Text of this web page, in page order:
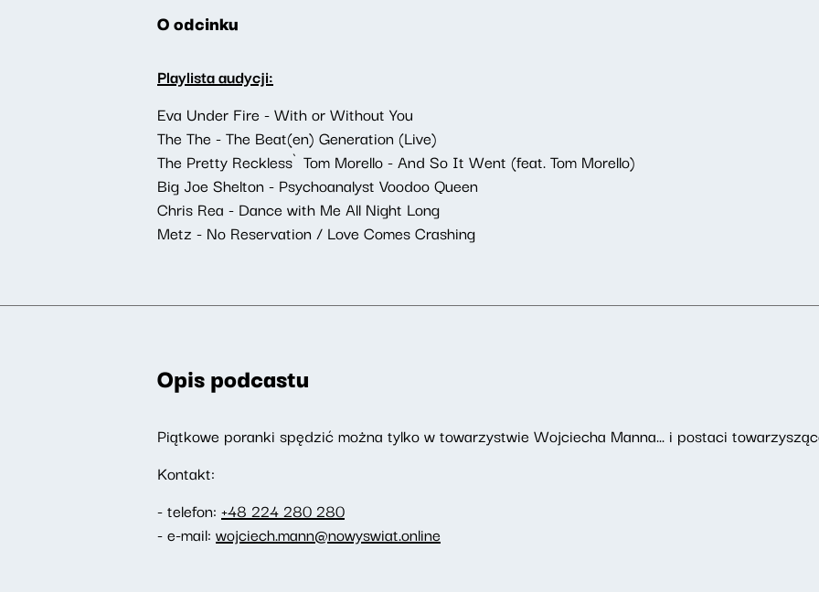
O odcinku
Playlista audycji:
Eva Under Fire - With or Without You
The The - The Beat(en) Generation (Live)
The Pretty Reckless`Tom Morello - And So It Went (feat. Tom Morello)
Big Joe Shelton - Psychoanalyst Voodoo Queen
Chris Rea - Dance with Me All Night Long
Metz - No Reservation / Love Comes Crashing
Opis podcastu
Piątkowe poranki spędzić można tylko w towarzystwie Wojciecha Manna... i postaci
Kontakt:
- telefon: +48 224 280 280
- e-mail: wojciech.mann@nowyswiat.online